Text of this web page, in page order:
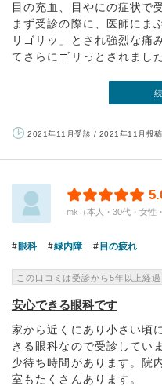
目の充血、目やにの症状で
まず受診の際に、医師にま
リゴリッ」とされ強烈な痛
てさらにゴリっとされまし
2021年11月受診 / 2021年11月投稿
mk（本人・30代・女性
眼科 緑内障 目の疲れ
この口コミは受診から5年以上経過
安心できる眼科です
家から近くにあり小さい頃
きる眼科なので受診してい
少待ち時間があります。院
室もたくさんあります。